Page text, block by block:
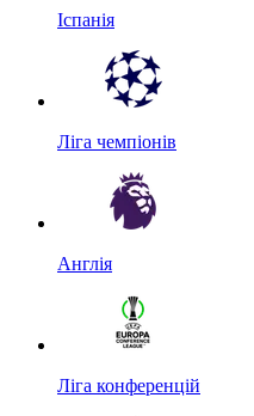
Іспанія
Ліга чемпіонів
Англія
Ліга конференцій